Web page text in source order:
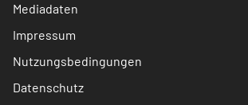
Mediadaten
Impressum
Nutzungsbedingungen
Datenschutz